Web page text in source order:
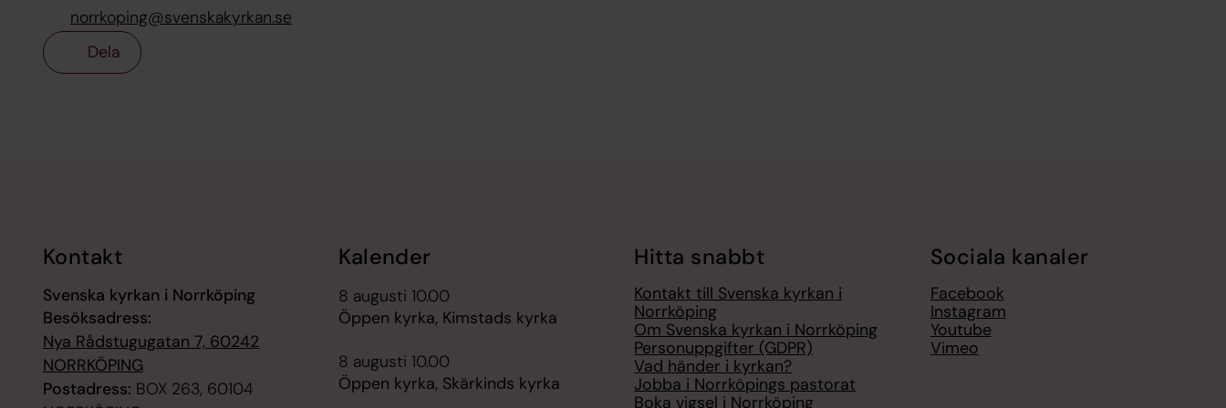
norrkoping@svenskakyrkan.se
Dela
Kontakt
Svenska kyrkan i Norrköping
Besöksadress:
Nya Rådstugugatan 7, 60242
NORRKÖPING
Postadress: BOX 263, 60104
Kalender
8 augusti 10.00
Öppen kyrka, Kimstads kyrka
8 augusti 10.00
Öppen kyrka, Skärkinds kyrka
Hitta snabbt
Kontakt till Svenska kyrkan i
Norrköping
Om Svenska kyrkan i Norrköping
Personuppgifter (GDPR)
Vad händer i kyrkan?
Jobba i Norrköpings pastorat
Boka vigsel i Norrköping
Sociala kanaler
Facebook
Instagram
Youtube
Vimeo